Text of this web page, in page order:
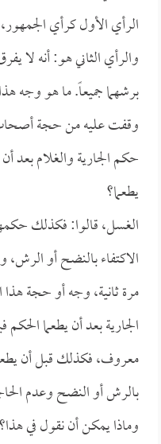
الرأي الأول كرأي
والرأي الثاني هو: أنه لا
برشهما جميعاً. ما هو وجه
وقفت عليه من حجة أصحاب
حكم الجارية والغلام بعد
يطعما؟
الغسل، قالوا: فكذلك
الاكتفاء بالنضح أو
مرة ثانية، وجه أو حجة هذا
الجارية بعد أن يطعما
معروف، فكذلك قبل أن
بالرش أو النضح وعدم
وماذا يمكن أن نقول في هذا؟